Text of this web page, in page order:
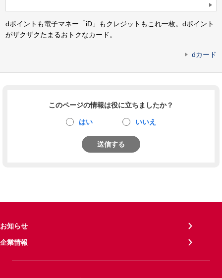
dポイントも電子マネー「iD」もクレジットもこれ一枚。dポイント
がザクザクたまるおトクなカード。
dカード
このページの情報は役に立ちましたか？
はい いいえ
送信する
お知らせ
企業情報